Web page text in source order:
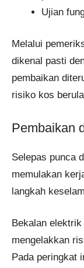
Ujian
Melalui
dikenal pasti
pembaikan
risiko kos
Pembaikan
Selepas punca
memulakan
langkah
Bekalan
mengelakkan
Pada peringkat